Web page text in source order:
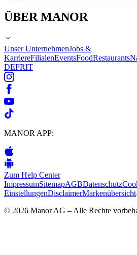
ÜBER MANOR
Unser UnternehmenJobs &
KarriereFilialenEventsFoodRestaurants
DEFRIT
MANOR APP:
Zum Help Center
ImpressumSitemapAGBDatenschutz
EinstellungenDisclaimerMarkenübersicht
© 2026 Manor AG – Alle Rechte